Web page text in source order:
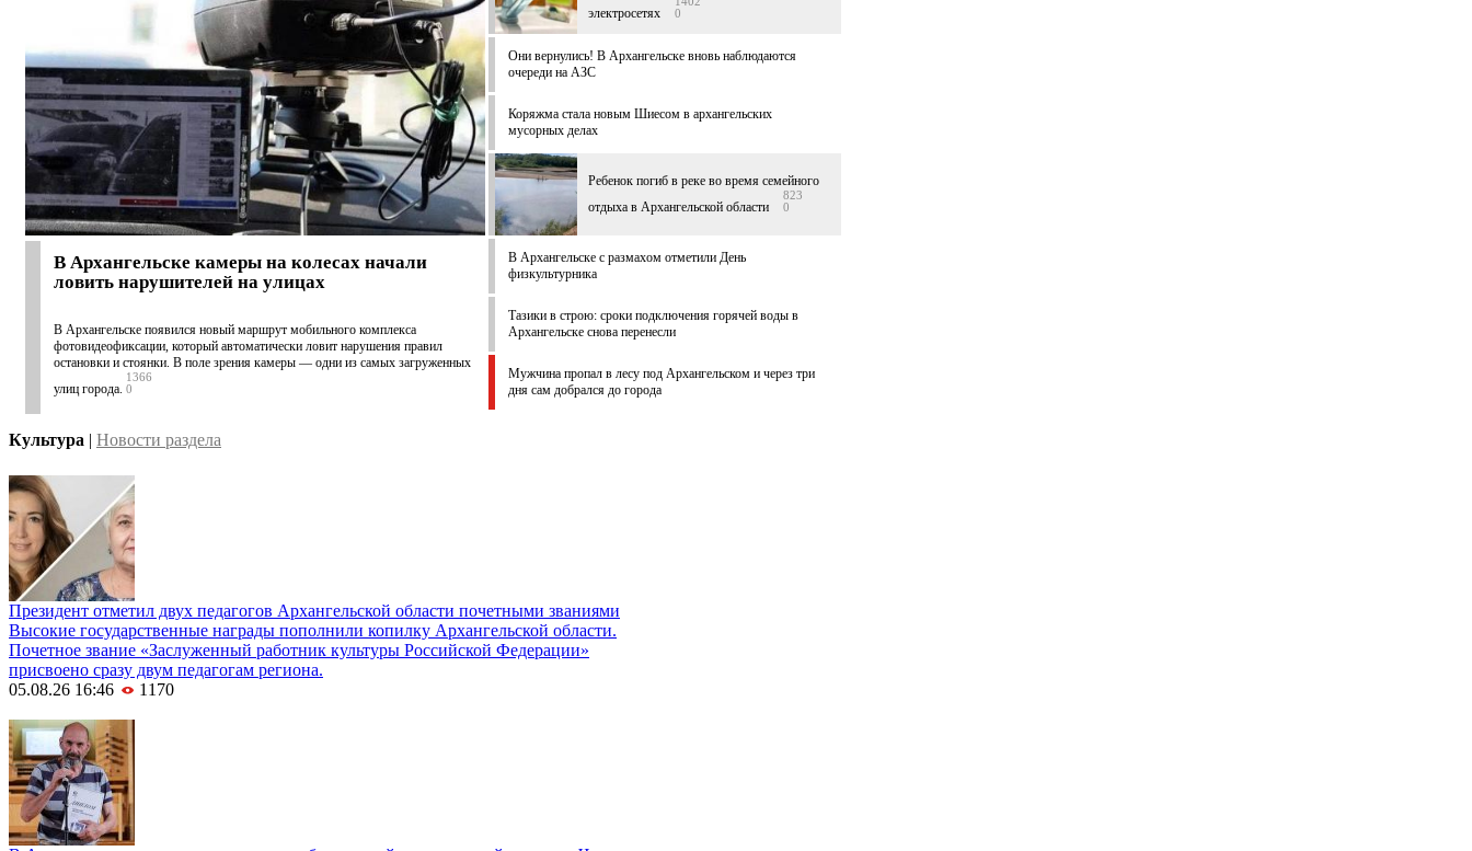
В Архангельске камеры на колесах начали
ловить нарушителей на улицах
В Архангельске появился новый маршрут мобильного комплекса
фотовидеофиксации, который автоматически ловит нарушения правил
остановки и стоянки. В поле зрения камеры — одни из самых загруженных
улиц города.
1366
0
электросетях
0
Они вернулись! В Архангельске вновь наблюдаются
очереди на АЗС
Коряжма стала новым Шиесом в архангельских
мусорных делах
Ребенок погиб в реке во время семейного
отдыха в Архангельской области
823
0
В Архангельске c размахом отметили День
физкультурника
Тазики в строю: сроки подключения горячей воды в
Архангельске снова перенесли
Мужчина пропал в лесу под Архангельском и через три
дня сам добрался до города
Культура | Новости раздела
Президент отметил двух педагогов Архангельской области почетными званиями
Высокие государственные награды пополнили копилку Архангельской области.
Почетное звание «Заслуженный работник культуры Российской Федерации»
присвоено сразу двум педагогам региона.
05.08.26 16:46
1170